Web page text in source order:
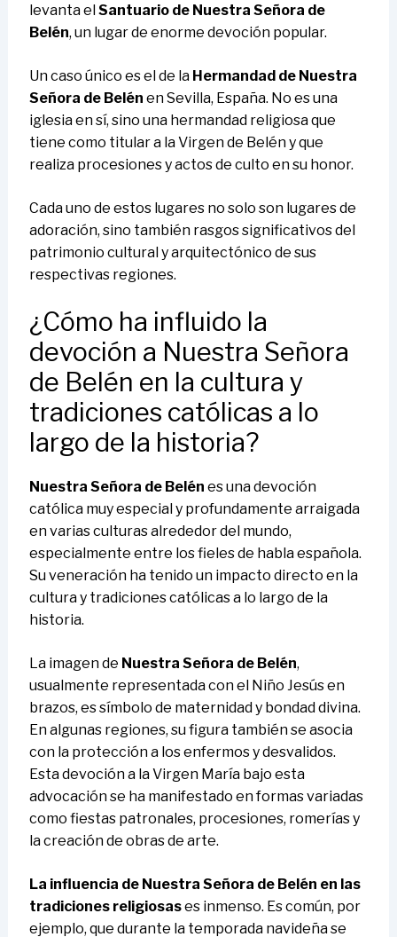
levanta elSantuario de Nuestra Señora de
Belén, un lugar de enorme devoción popular.
Un caso único es el de la Hermandad de Nuestra
Señora de Belén en Sevilla, España. No es una
iglesia en sí, sino una hermandad religiosa que
tiene como titular a la Virgen de Belén y que
realiza procesiones y actos de culto en su honor.
Cada uno de estos lugares no solo son lugares de
adoración, sino también rasgos significativos del
patrimonio cultural y arquitectónico de sus
respectivas regiones.
¿Cómo ha influido la
devoción a Nuestra Señora
de Belén en la cultura y
tradiciones católicas a lo
largo de la historia?
Nuestra Señora de Belén es una devoción
católica muy especial y profundamente arraigada
en varias culturas alrededor del mundo,
especialmente entre los fieles de habla española.
Su veneración ha tenido un impacto directo en la
cultura y tradiciones católicas a lo largo de la
historia.
La imagen de Nuestra Señora de Belén,
usualmente representada con el Niño Jesús en
brazos, es símbolo de maternidad y bondad divina.
En algunas regiones, su figura también se asocia
con la protección a los enfermos y desvalidos.
Esta devoción a la Virgen María bajo esta
advocación se ha manifestado en formas variadas
como fiestas patronales, procesiones, romerías y
la creación de obras de arte.
La influencia de Nuestra Señora de Belén en las
tradiciones religiosases inmenso. Es común, por
ejemplo, que durante la temporada navideña se